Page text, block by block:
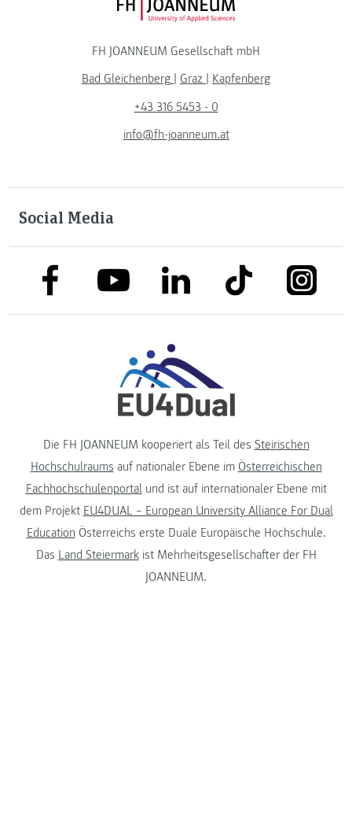
FH JOANNEUM Logo
FH JOANNEUM Gesellschaft mbH
Bad Gleichenberg
Graz
Kapfenberg
+43 316 5453 - 0
info@fh-joanneum.at
Social Media
link to facebooklink to youtubelink to linkedinlink to tiktok
Die FH JOANNEUM kooperiert als Teil des Steirischen
Hochschulraums auf nationaler Ebene im Österreichischen
Fachhochschulenportalund ist auf internationaler Ebene mit
dem Projekt EU4DUAL – European University Alliance For Dual
Education Österreichs erste Duale Europäische Hochschule.
Das Land Steiermarkist Mehrheitsgesellschafter der FH
JOANNEUM.